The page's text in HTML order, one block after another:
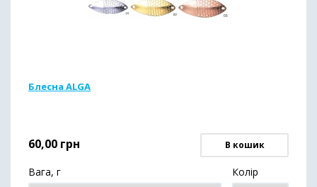
Блесна ALGA
60,00 грн В кошик
Вага, г Колір